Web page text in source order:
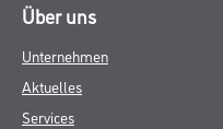
Über uns
Unternehmen
Aktuelles
Services